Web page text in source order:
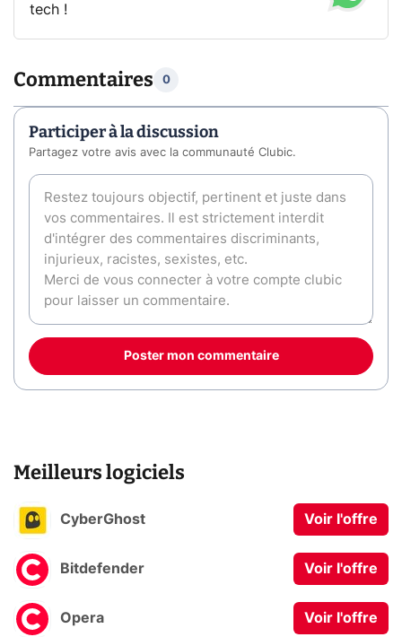
tech !
Commentaires 0
Participer à la discussion
Partagez votre avis avec la communauté Clubic.
Poster mon commentaire
Meilleurs logiciels
CyberGhost Voir l'offre
Bitdefender Voir l'offre
Opera Voir l'offre